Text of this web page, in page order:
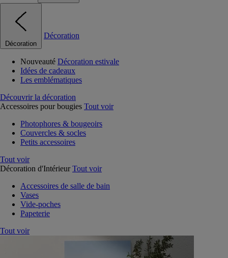
Décoration
Décoration
Nouveauté Décoration estivale
Idées de cadeaux
Les emblématiques
Découvrir la décoration
Accessoires pour bougies Tout voir
Photophores & bougeoirs
Couvercles & socles
Petits accessoires
Tout voir
Décoration d'Intérieur Tout voir
Accessoires de salle de bain
Vases
Vide-poches
Papeterie
Tout voir